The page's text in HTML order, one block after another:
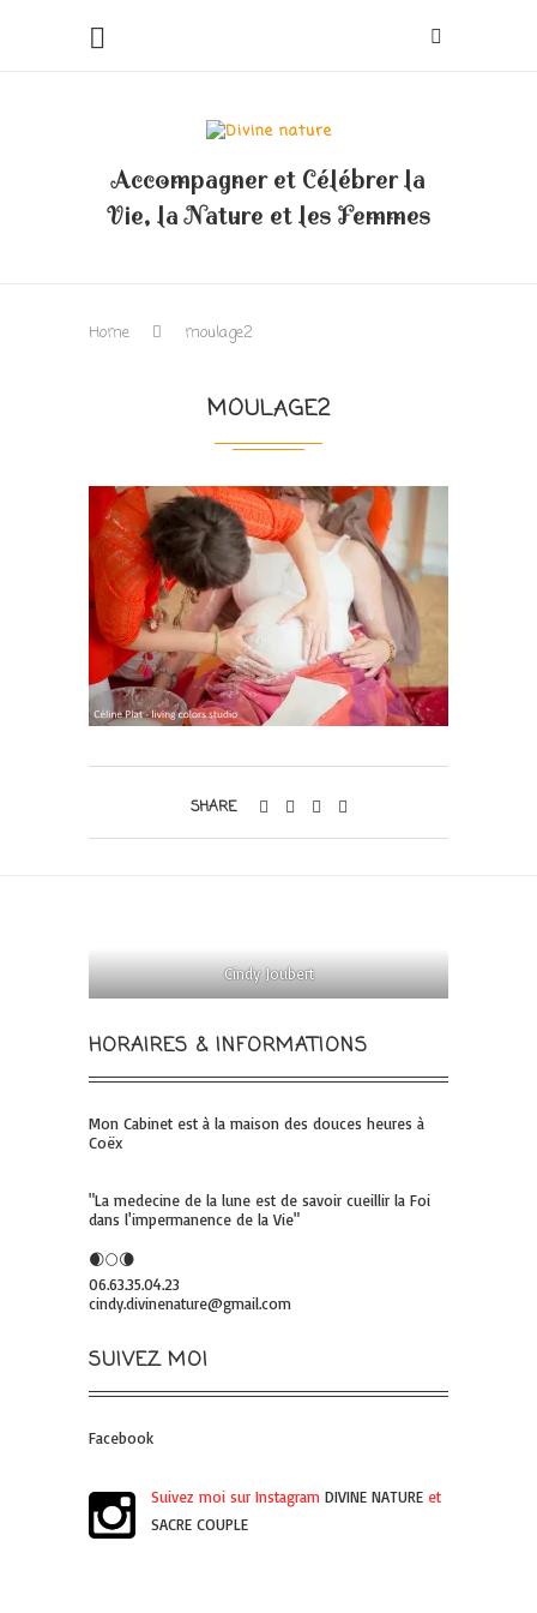
Accompagner et Célébrer la
Vie, la Nature et les Femmes
Home moulage2
MOULAGE2
SHARE
Cindy Joubert
HORAIRES & INFORMATIONS
Mon Cabinet est à la maison des douces heures à
Coëx
"La medecine de la lune est de savoir cueillir la Foi
dans l'impermanence de la Vie"
🌒🌕🌘
06.63.35.04.23
cindy.divinenature@gmail.com
SUIVEZ MOI
Facebook
Suivez moi sur Instagram DIVINE NATURE et
SACRE COUPLE